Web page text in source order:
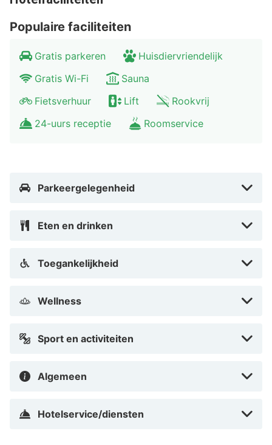
Populaire faciliteiten
Gratis parkeren
Huisdiervriendelijk
Gratis Wi-Fi
Sauna
Fietsverhuur
Lift
Rookvrij
24-uurs receptie
Roomservice
Parkeergelegenheid
Eten en drinken
Toegankelijkheid
Wellness
Sport en activiteiten
Algemeen
Hotelservice/diensten